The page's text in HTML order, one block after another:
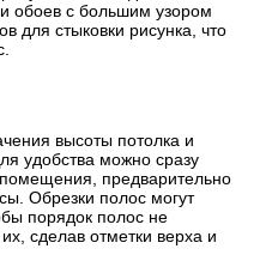
обоев с большим узором
для стыковки рисунка, что
высоты потолка и
удобства можно сразу
предварительно
Обрезки полос могут
порядок полос не
сделав отметки верха и